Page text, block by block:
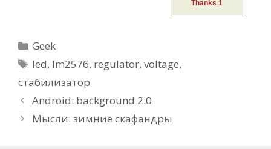
Categories
Geek
Tags
led, lm2576, regulator,voltage,
стабилизатор
Post
navigation
Android: background 2.0
Мысли: зимние скафандры